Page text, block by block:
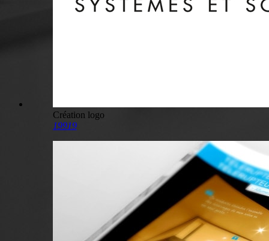
Création logo
19919